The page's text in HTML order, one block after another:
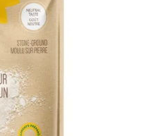
DÉTAILS